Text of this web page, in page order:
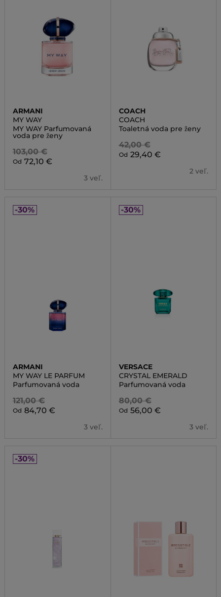
ARMANI
MY WAY
MY WAY Parfumovaná
voda pre ženy
103,00 €
Od 72,10 €
3 veľ.
COACH
COACH
Toaletná voda pre ženy
42,00 €
Od 29,40 €
2 veľ.
-30%
ARMANI
MY WAY LE PARFUM
Parfumovaná voda
121,00 €
Od 84,70 €
3 veľ.
-30%
VERSACE
CRYSTAL EMERALD
Parfumovaná voda
80,00 €
Od 56,00 €
3 veľ.
-30%